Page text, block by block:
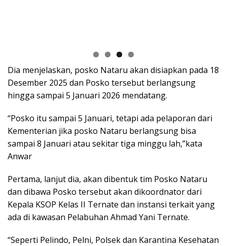
Dia menjelaskan, posko Nataru akan disiapkan pada 18
Desember 2025 dan Posko tersebut berlangsung
hingga sampai 5 Januari 2026 mendatang.
“Posko itu sampai 5 Januari, tetapi ada pelaporan dari
Kementerian jika posko Nataru berlangsung bisa
sampai 8 Januari atau sekitar tiga minggu lah,”kata
Anwar
Pertama, lanjut dia, akan dibentuk tim Posko Nataru
dan dibawa Posko tersebut akan dikoordnator dari
Kepala KSOP Kelas II Ternate dan instansi terkait yang
ada di kawasan Pelabuhan Ahmad Yani Ternate.
“Seperti Pelindo, Pelni, Polsek dan Karantina Kesehatan